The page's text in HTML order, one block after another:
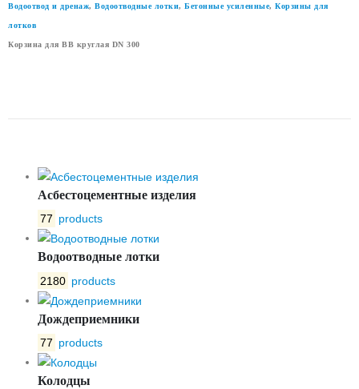
Водоотвод и дренаж, Водоотводные лотки, Бетонные усиленные, Корзины для
лотков
Корзина для ВВ круглая DN 300
Асбестоцементные изделия
77 products
Водоотводные лотки
2180 products
Дождеприемники
77 products
Колодцы